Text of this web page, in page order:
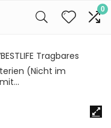
0
Tragbares
(Nicht im